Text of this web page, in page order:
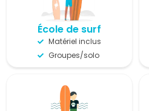
École de surf
Matériel inclus
Groupes/solo